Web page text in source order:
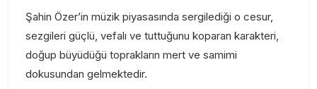
Şahin Özer’in müzik piyasasında sergilediği o cesur,
sezgileri güçlü, vefalı ve tuttuğunu koparan karakteri,
doğup büyüdüğü toprakların mert ve samimi
dokusundan gelmektedir.